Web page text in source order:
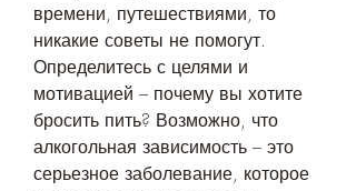
времени, путешествиями, то
никакие советы не помогут.
Определитесь с целями и
мотивацией – почему вы хотите
бросить пить? Возможно, что
алкогольная зависимость – это
серьезное заболевание, которое